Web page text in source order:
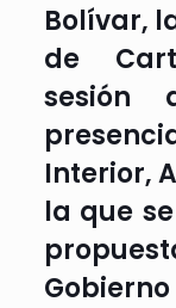
Bolívar,
de
sesión
Interior,
la que